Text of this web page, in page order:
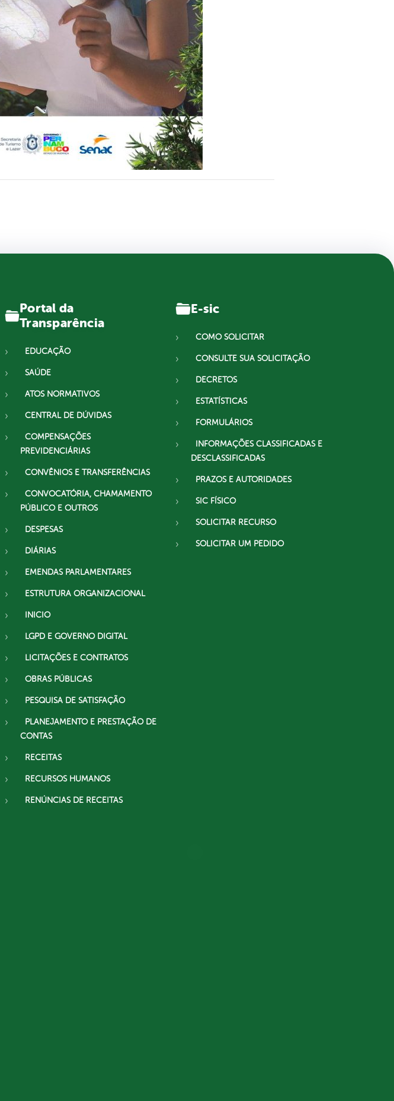
Portal da
Transparência
EDUCAÇÃO
SAÚDE
ATOS NORMATIVOS
CENTRAL DE DÚVIDAS
COMPENSAÇÕES
PREVIDENCIÁRIAS
CONVÊNIOS E TRANSFERÊNCIAS
CONVOCATÓRIA, CHAMAMENTO
PÚBLICO E OUTROS
DESPESAS
DIÁRIAS
EMENDAS PARLAMENTARES
ESTRUTURA ORGANIZACIONAL
INICIO
LGPD E GOVERNO DIGITAL
LICITAÇÕES E CONTRATOS
OBRAS PÚBLICAS
PESQUISA DE SATISFAÇÃO
PLANEJAMENTO E PRESTAÇÃO DE
CONTAS
RECEITAS
RECURSOS HUMANOS
RENÚNCIAS DE RECEITAS
E-sic
COMO SOLICITAR
CONSULTE SUA SOLICITAÇÃO
DECRETOS
ESTATÍSTICAS
FORMULÁRIOS
INFORMAÇÕES CLASSIFICADAS E
DESCLASSIFICADAS
PRAZOS E AUTORIDADES
SIC FÍSICO
SOLICITAR RECURSO
SOLICITAR UM PEDIDO